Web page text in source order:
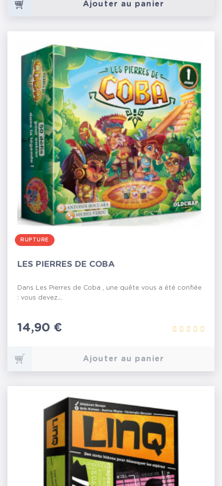
Ajouter au panier
RUPTURE
LES PIERRES DE COBA
Dans Les Pierres de Coba , une quête vous a été confiée
: vous devez...
Prix
14,90 €
Ajouter au panier